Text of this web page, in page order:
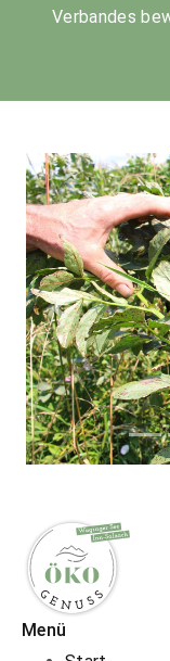
Verbandes
Zurück
Menü